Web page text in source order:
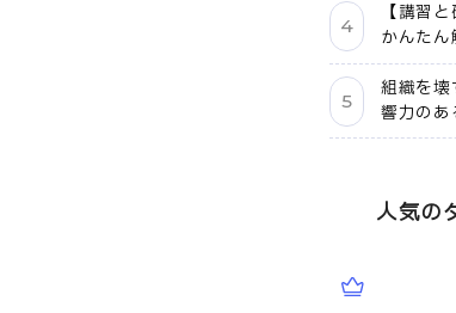
【講習
かんたん
組織を壊
響力のあ
人気の